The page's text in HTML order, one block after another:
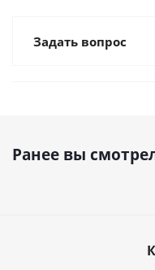
Задать вопрос
Ранее вы